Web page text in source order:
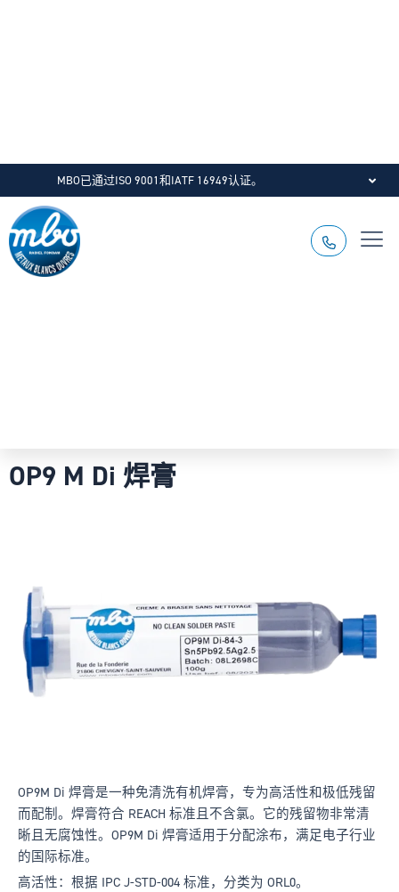
MBO已通过ISO 9001和IATF 16949认证。
OP9 M Di 焊膏
OP9M Di 焊膏是一种免清洗有机焊膏，专为高活性和极低残留
而配制。焊膏符合 REACH 标准且不含氯。它的残留物非常清
晰且无腐蚀性。OP9M Di 焊膏适用于分配涂布，满足电子行业
的国际标准。
高活性：根据 IPC J-STD-004 标准，分类为 ORL0。